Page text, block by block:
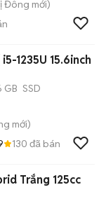
Đông mới)
1235U 15.6inch
GB SSD
mới)
130 đã bán
Trắng 125cc